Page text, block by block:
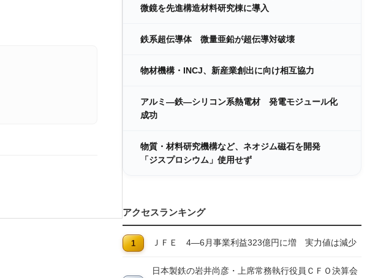
微鏡を先進構造材料研究棟に導入
鉄系超伝導体 微量亜鉛が超伝導対破壊
物材機構・INCJ、新産業創出に向け相互協力
アルミ―鉄―シリコン系熱電材 発電モジュール化
成功
物質・材料研究機構など、ネオジム磁石を開発
「ジスプロシウム」使用せず
アクセスランキング
ＪＦＥ 4―6月事業利益323億円に増 実力値は減少
日本製鉄の岩井尚彦・上席常務執行役員ＣＦＯ決算会